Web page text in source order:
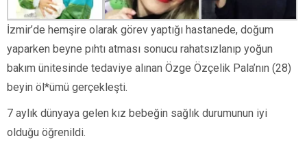
İzmir’de hemşire olarak görev yaptığı hastanede, doğum
yaparken beyne pıhtı atması sonucu rahatsızlanıp yoğun
bakım ünitesinde tedaviye alınan Özge Özçelik Pala’nın (28)
beyin öl*ümü gerçekleşti.
7 aylık dünyaya gelen kız bebeğin sağlık durumunun iyi
olduğu öğrenildi.